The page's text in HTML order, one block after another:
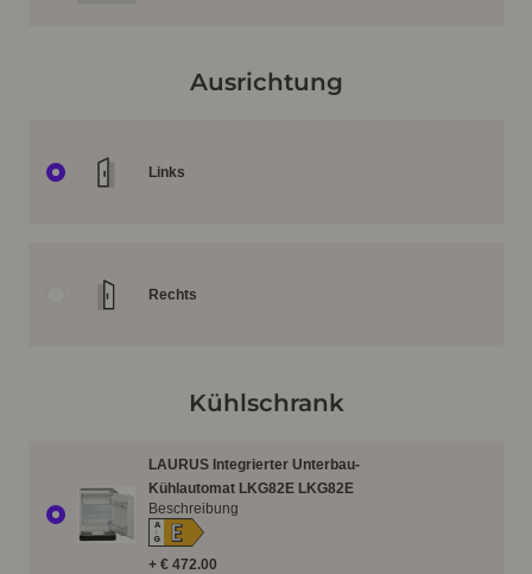
Ausrichtung
Links
Rechts
Kühlschrank
LAURUS Integrierter Unterbau-
Kühlautomat LKG82E LKG82E
+ € 472.00
A
↑G E
Beschreibung